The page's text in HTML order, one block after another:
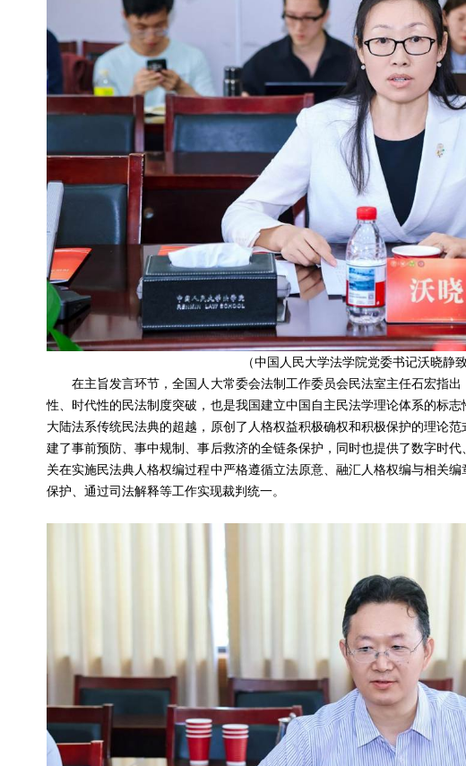
（中国人民大学法学院党委书记沃晓静
在主旨发言环节，全国人大常委会法制工作委员会民法室主任石宏指出
性、时代性的民法制度突破，也是我国建立中国自主民法学理论体系的标
大陆法系传统民法典的超越，原创了人格权益积极确权和积极保护的理论
建了事前预防、事中规制、事后救济的全链条保护，同时也提供了数字时
关在实施民法典人格权编过程中严格遵循立法原意、融汇人格权编与相关
保护、通过司法解释等工作实现裁判统一。